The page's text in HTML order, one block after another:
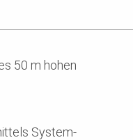
50 m hohen
System-